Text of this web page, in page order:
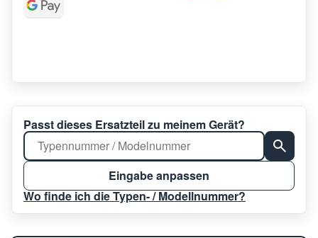
Passt dieses Ersatzteil zu meinem Gerät?
Eingabe anpassen
Wo finde ich die Typen- / Modellnummer?